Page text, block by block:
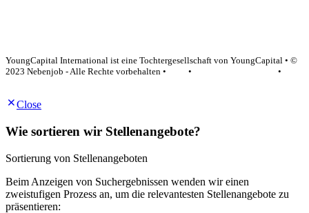
YoungCapital International ist eine Tochtergesellschaft von YoungCapital • ©
2023 Nebenjob - Alle Rechte vorbehalten •
•
•
Close
Wie sortieren wir Stellenangebote?
Sortierung von Stellenangeboten
Beim Anzeigen von Suchergebnissen wenden wir einen
zweistufigen Prozess an, um die relevantesten Stellenangebote zu
präsentieren: